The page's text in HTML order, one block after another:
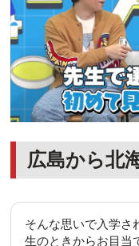
広島から北
そんな思いで入学さ
生のときからお目当